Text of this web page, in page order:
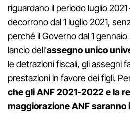
riguardano il periodo luglio
decorrono dal 1 luglio 2021,
perché il Governo dal 1
lancio dell'assegno unico
le detrazioni fiscali, gli assegni
prestazioni in favore dei figli.
che gli ANF 2021-2022 e la
maggiorazione ANF saranno